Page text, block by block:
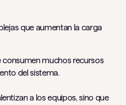
que aumentan la carga
consumen muchos recursos
del sistema.
a los equipos, sino que